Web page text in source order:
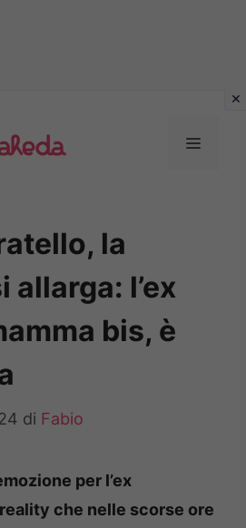
MENU
la
allarga: l’ex
bis, è
di Fabio
per l’ex
che nelle scorse ore